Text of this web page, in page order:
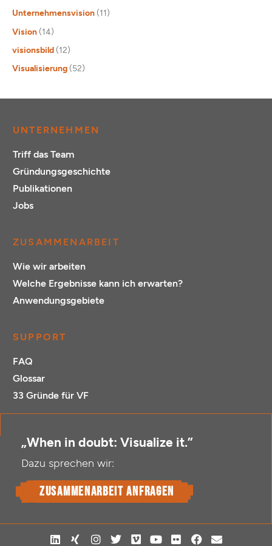
Unternehmensvision (11)
Vision (14)
visionsbild (12)
Visualisierung (52)
UNTERNEHMEN
Triff das Team
Gründungsgeschichte
Publikationen
Jobs
ZUSAMMENARBEIT
Wie wir arbeiten
Welche Ergebnisse kann ich erwarten?
Anwendungsgebiete
SUPPORT
FAQ
Glossar
33 Gründe für VF
„When in doubt: Visualize it.”
Dazu sprechen wir:
Zusammenarbeit anfragen
L
X
I
T
V
Y
F
F
E